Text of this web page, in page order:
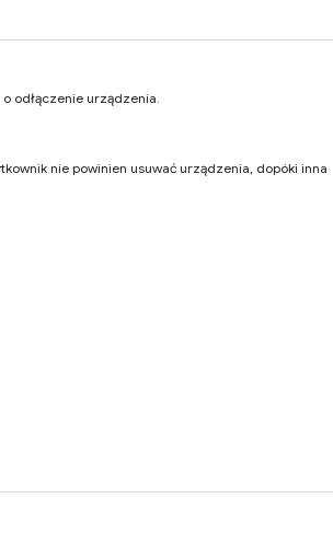
odłączenie urządzenia.
nie powinien usuwać urządzenia, dopóki inna